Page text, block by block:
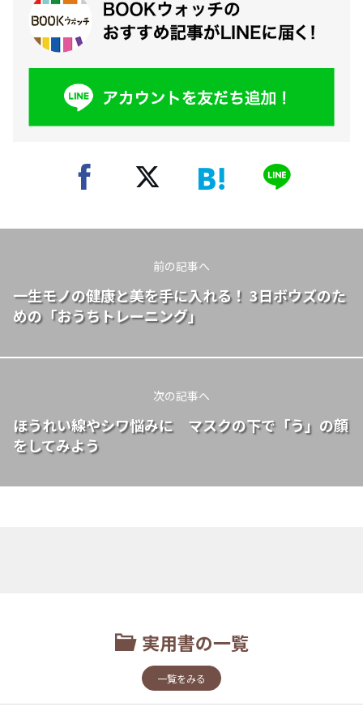
前の記事へ
一生モノの健康と美を手に入れる！ 3日ボウズのた
めの「おうちトレーニング」
次の記事へ
ほうれい線やシワ悩みに マスクの下で「う」の顔
をしてみよう
実用書の一覧
一覧をみる